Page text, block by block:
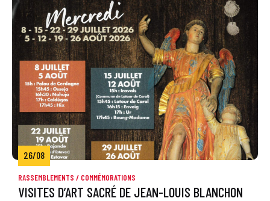
26/08
RASSEMBLEMENTS / COMMÉMORATIONS
VISITES D’ART SACRÉ DE JEAN-LOUIS BLANCHON